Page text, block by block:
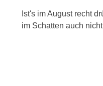
Ist's im August recht
im Schatten auch